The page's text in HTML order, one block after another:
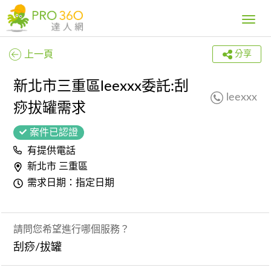
Toggle
上一頁 分享
新北市三重區leexxx委託:刮
痧拔罐需求
leexxx
案件已認證
有提供電話
新北市 三重區
需求日期：指定日期
請問您希望進行哪個服務？
刮痧/拔罐